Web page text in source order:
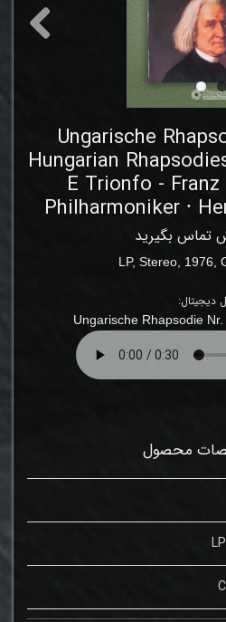
Ungarische
Hungarian
E Trionfo -
Philharmoniker ⸱
تماس بگیرید
LP, Stereo , 1976
دیجیتال:
Ungarische Rhapsodie
محصول